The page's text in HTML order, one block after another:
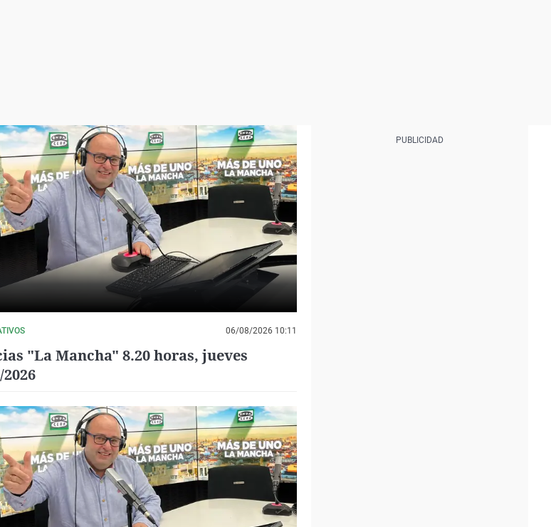
06/08/2026 10:11
"La Mancha" 8.20 horas, jueves